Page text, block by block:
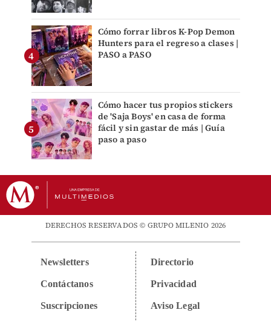
Cómo forrar libros K-Pop Demon
Hunters para el regreso a clases |
PASO a PASO
Cómo hacer tus propios stickers
de 'Saja Boys' en casa de forma
fácil y sin gastar de más | Guía
paso a paso
DERECHOS RESERVADOS © GRUPO MILENIO 2026
Newsletters
Contáctanos
Suscripciones
Directorio
Privacidad
Aviso Legal